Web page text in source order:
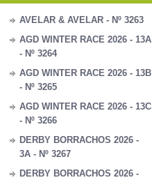
AVELAR & AVELAR - Nº 3263
AGD WINTER RACE 2026 - 13A
- Nº 3264
AGD WINTER RACE 2026 - 13B
- Nº 3265
AGD WINTER RACE 2026 - 13C
- Nº 3266
DERBY BORRACHOS 2026 -
3A - Nº 3267
DERBY BORRACHOS 2026 -